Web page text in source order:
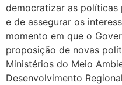
democratizar as políticas
e de assegurar os
momento em que o
proposição de novas
Ministérios do Meio
Desenvolvimento